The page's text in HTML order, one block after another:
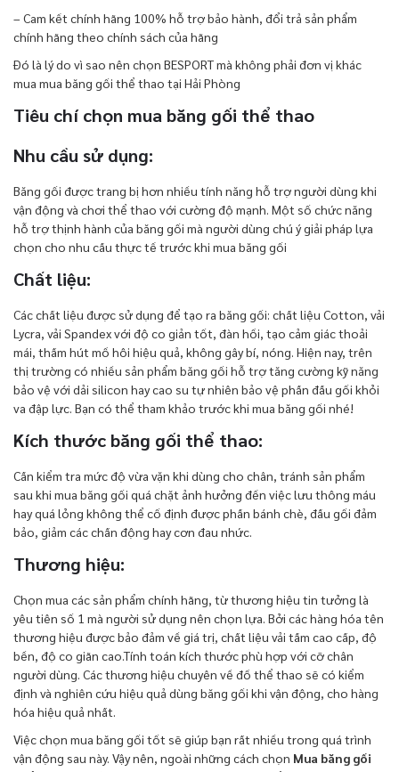
– Cam kết chính hãng 100% hỗ trợ bảo hành, đổi trả sản phẩm
chính hãng theo chính sách của hãng
Đó là lý do vì sao nên chọn BESPORT mà không phải đơn vị khác
mua mua băng gối thể thao tại Hải Phòng
Tiêu chí chọn mua băng gối thể thao
Nhu cầu sử dụng:
Băng gối được trang bị hơn nhiều tính năng hỗ trợ người dùng khi
vận động và chơi thể thao với cường độ mạnh. Một số chức năng
hỗ trợ thịnh hành của băng gối mà người dùng chú ý giải pháp lựa
chọn cho nhu cầu thực tế trước khi mua băng gối
Chất liệu:
Các chất liệu được sử dụng để tạo ra băng gối: chất liệu Cotton, vải
Lycra, vải Spandex với độ co giản tốt, đàn hồi, tạo cảm giác thoải
mái, thấm hút mồ hôi hiệu quả, không gây bí, nóng. Hiện nay, trên
thị trường có nhiều sản phẩm băng gối hỗ trợ tăng cường kỹ năng
bảo vệ với dải silicon hay cao su tự nhiên bảo vệ phần đầu gối khỏi
va đập lực. Bạn có thể tham khảo trước khi mua băng gối nhé!
Kích thước băng gối thể thao:
Cần kiểm tra mức độ vừa vặn khi dùng cho chân, tránh sản phẩm
sau khi mua băng gối quá chặt ảnh hưởng đến việc lưu thông máu
hay quá lỏng không thể cố định được phần bánh chè, đầu gối đảm
bảo, giảm các chấn động hay cơn đau nhức.
Thương hiệu:
Chọn mua các sản phẩm chính hãng, từ thương hiệu tin tưởng là
yêu tiên số 1 mà người sử dụng nên chọn lựa. Bởi các hàng hóa tên
thương hiệu được bảo đảm về giá trị, chất liệu vải tầm cao cấp, độ
bền, độ co giãn cao.Tính toán kích thước phù hợp với cỡ chân
người dùng. Các thương hiệu chuyên về đồ thể thao sẽ có kiểm
định và nghiên cứu hiệu quả dùng băng gối khi vận động, cho hàng
hóa hiệu quả nhất.
Việc chọn mua băng gối tốt sẽ giúp bạn rất nhiều trong quá trình
vận động sau này. Vậy nên, ngoài những cách chọn Mua băng gối